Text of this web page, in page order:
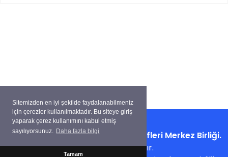
Sitemizden en iyi şekilde faydalanabilmeniz
için çerezler kullanılmaktadır. Bu siteye giriş
yaparak çerez kullanımını kabul etmiş
sayılıyorsunuz. Daha fazla bilgi
Tamam
Copyright ©Su Ürünleri Kooperatifleri Merkez Birliği.
Tüm hakları saklıdır.